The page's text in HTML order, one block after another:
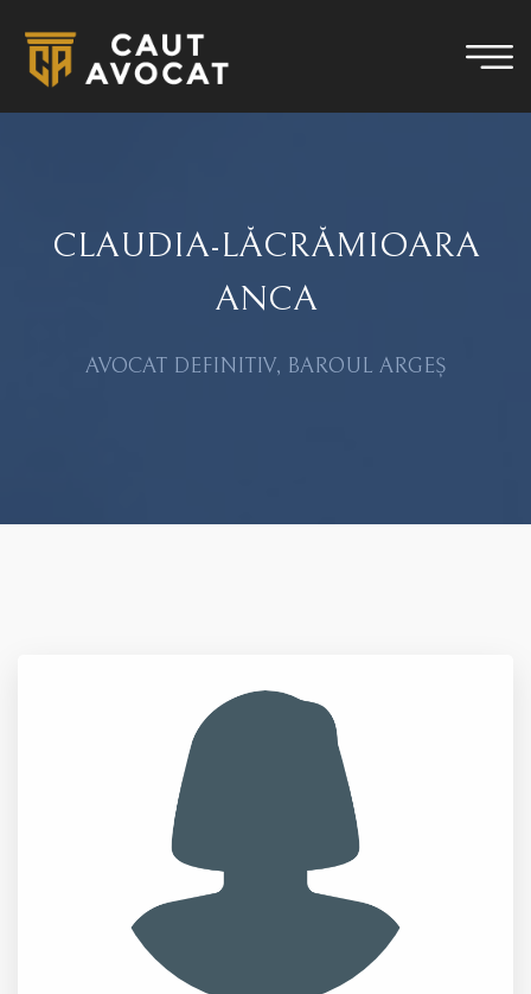
CLAUDIA-LĂCRĂMIOARA
ANCA
AVOCAT DEFINITIV, BAROUL ARGEȘ